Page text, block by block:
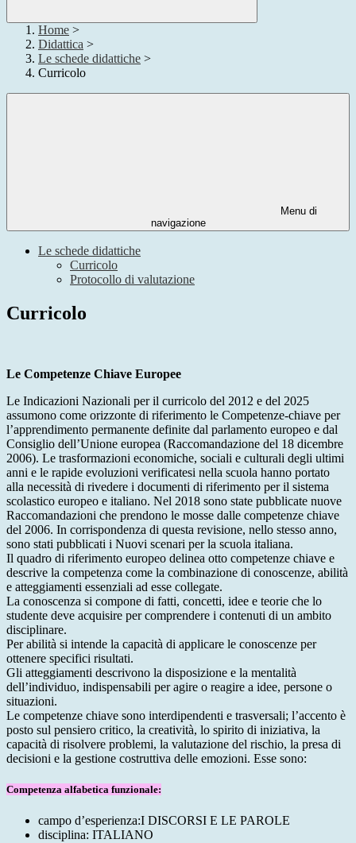
Home >
Didattica >
Le schede didattiche >
Curricolo
Menu di
navigazione
Le schede didattiche
Curricolo
Protocollo di valutazione
Curricolo
Le Competenze Chiave Europee
Le Indicazioni Nazionali per il curricolo del 2012 e del 2025
assumono come orizzonte di riferimento le Competenze-chiave per
l’apprendimento permanente definite dal parlamento europeo e dal
Consiglio dell’Unione europea (Raccomandazione del 18 dicembre
2006). Le trasformazioni economiche, sociali e culturali degli ultimi
anni e le rapide evoluzioni verificatesi nella scuola hanno portato
alla necessità di rivedere i documenti di riferimento per il sistema
scolastico europeo e italiano. Nel 2018 sono state pubblicate nuove
Raccomandazioni che prendono le mosse dalle competenze chiave
del 2006. In corrispondenza di questa revisione, nello stesso anno,
sono stati pubblicati i Nuovi scenari per la scuola italiana.
Il quadro di riferimento europeo delinea otto competenze chiave e
descrive la competenza come la combinazione di conoscenze, abilità
e atteggiamenti essenziali ad esse collegate.
La conoscenza si compone di fatti, concetti, idee e teorie che lo
studente deve acquisire per comprendere i contenuti di un ambito
disciplinare.
Per abilità si intende la capacità di applicare le conoscenze per
ottenere specifici risultati.
Gli atteggiamenti descrivono la disposizione e la mentalità
dell’individuo, indispensabili per agire o reagire a idee, persone o
situazioni.
Le competenze chiave sono interdipendenti e trasversali; l’accento è
posto sul pensiero critico, la creatività, lo spirito di iniziativa, la
capacità di risolvere problemi, la valutazione del rischio, la presa di
decisioni e la gestione costruttiva delle emozioni. Esse sono:
Competenza alfabetica funzionale:
campo d’esperienza:I DISCORSI E LE PAROLE
disciplina: ITALIANO